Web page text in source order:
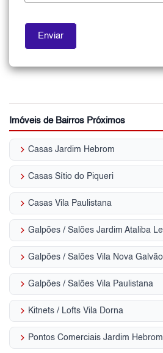
Imóveis de Bairros Próximos
keyboard_arrow_right Casas Jardim Hebrom
keyboard_arrow_right Casas Sítio do Piqueri
keyboard_arrow_right Casas Vila Paulistana
keyboard_arrow_right Galpões / Salões Jardim Ataliba
keyboard_arrow_right Galpões / Salões Vila Nova Galvão
keyboard_arrow_right Galpões / Salões Vila Paulistana
keyboard_arrow_right Kitnets / Lofts Vila Dorna
keyboard_arrow_right Pontos Comerciais Jardim Hebrom